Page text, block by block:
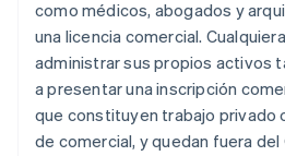
como médicos, abogados y
una licencia comercial.
administrar sus propios activos
a presentar una inscripción
que constituyen trabajo privado
de comercial, y quedan fuera